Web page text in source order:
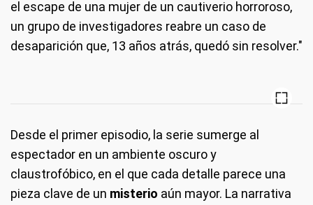
el escape de una mujer de un cautiverio horroroso,
un grupo de investigadores reabre un caso de
desaparición que, 13 años atrás, quedó sin resolver."
Desde el primer episodio, la serie sumerge al
espectador en un ambiente oscuro y
claustrofóbico, en el que cada detalle parece una
pieza clave de un misterio aún mayor. La narrativa